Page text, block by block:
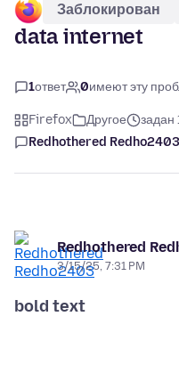
Заблокирован
data internet
1ответ 0имеют эту
Firefox Другое
задан
Redhothered Redho2403
Redhothered
3/15/25, 7:31 PM
bold text